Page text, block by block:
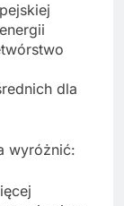
dla
wyróżnić: